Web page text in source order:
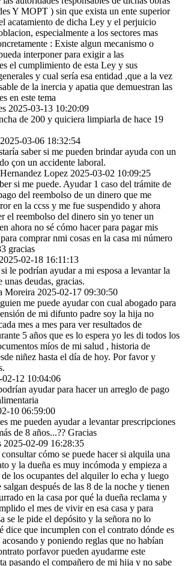
Y MOPT ) sin que exista un ente superior
acatamiento de dicha Ley y el perjuicio
especialmente a los sectores mas
: Existe algun mecanismo o
interponer para exigir a las
el cumplimiento de esta Ley y sus
y cual sería esa entidad ,que a la vez
de la inercia y apatia que demuestran las
en este tema
2025-03-13 10:20:09
de 200 y quiciera limpiarla de hace 19
2025-03-06 18:32:54
saber si me pueden brindar ayuda con un
çon un accidente laboral.
Lopez 2025-03-02 10:09:25
si me puede. Ayudar 1 caso del trámite de
del reembolso de un dinero que me
en la ccss y me fue suspendido y ahora
el reembolso del dinero sin yo tener un
ahora no sé cómo hacer para pagar mis
comprar nmi cosas en la casa mi número
gracias
2025-02-18 16:11:13
le podrían ayudar a mi esposa a levantar la
unas deudas, gracias.
Moreira 2025-02-17 09:30:50
me puede ayudar con cual abogado para
de mi difunto padre soy la hija no
mes a mes para ver resultados de
5 años que es lo espera yo les di todos los
míos de mi salud , historia de
niñez hasta el día de hoy. Por favor y
02-12 10:04:06
ayudar para hacer un arreglo de pago
10 06:59:00
me pueden ayudar a levantar prescripciones
de 8 años...?? Gracias
2025-02-09 16:28:35
cómo se puede hacer si alquila una
y la dueña es muy incómoda y empieza a
los ocupantes del alquiler lo echa y luego
después de las 8 de la noche y tienen
en la casa por qué la dueña reclama y
el mes de vivir en esa casa y para
se le pide el depósito y la señora no lo
dice que incumplen con el contrato dónde es
acosando y poniendo reglas que no habían
porfavor pueden ayudarme este
pasando el compañero de mi hija y no sabe